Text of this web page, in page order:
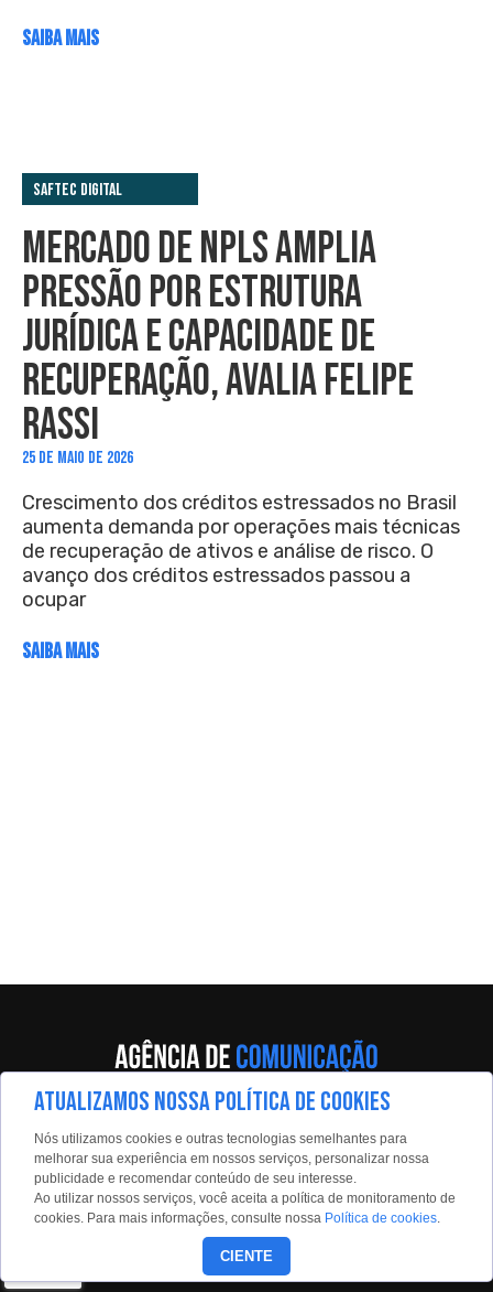
SAIBA MAIS
Saftec Digital
MERCADO DE NPLS AMPLIA
PRESSÃO POR ESTRUTURA
JURÍDICA E CAPACIDADE DE
RECUPERAÇÃO, AVALIA FELIPE
RASSI
25 DE MAIO DE 2026
Crescimento dos créditos estressados no Brasil
aumenta demanda por operações mais técnicas
de recuperação de ativos e análise de risco. O
avanço dos créditos estressados passou a
ocupar
SAIBA MAIS
Av. Eng. Caetano Álvares, 55 - 5º andar
Limão, São Paulo, 02598-900
Contato:
estadaoconteudo@estadao.com
(11)99350-0439
ATUALIZAMOS NOSSA POLÍTICA DE COOKIES
Nós utilizamos cookies e outras tecnologias semelhantes para
melhorar sua experiência em nossos serviços, personalizar nossa
publicidade e recomendar conteúdo de seu interesse.
Ao utilizar nossos serviços, você aceita a política de monitoramento de
cookies. Para mais informações, consulte nossa Política de cookies.
CIENTE